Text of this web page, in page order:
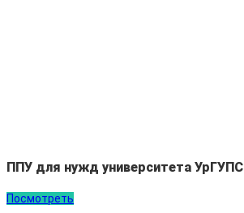
ППУ для нужд университета УрГУПС
Посмотреть